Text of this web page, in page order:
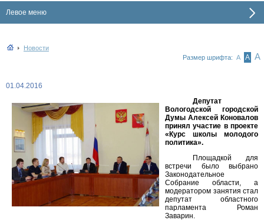
Левое меню
Новости
Размер шрифта: А А А
01.04.2016
Депутат
Вологодской городской
Думы Алексей Коновалов
принял участие в проекте
«Курс школы молодого
политика».
Площадкой для
встречи было выбрано
Законодательное
Собрание области, а
модератором занятия стал
депутат областного
парламента Роман
Заварин.